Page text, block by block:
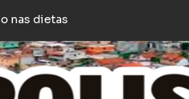
estacionar em ponto de taxi em